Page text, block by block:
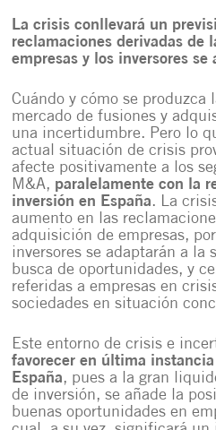
La crisis conllevará un
reclamaciones derivadas de
empresas y los inversores se
Cuándo y cómo se produzca
mercado de fusiones y
una incertidumbre. Pero lo
actual situación de crisis
afecte positivamente a los
M&A, paralelamente con la
inversión en España. La
aumento en las
adquisición de empresas,
inversores se adaptarán a la
busca de oportunidades, y
referidas a empresas en
sociedades en situación
Este entorno de crisis e
favorecer en última
España, pues a la gran
de inversión, se añade la
buenas oportunidades en